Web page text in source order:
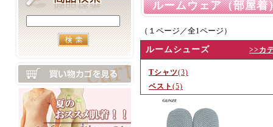
ルームウェア（部屋
（１ページ／全1ページ）
ルームシューズ >>カ
Tシャツ(3)
ベスト (5)